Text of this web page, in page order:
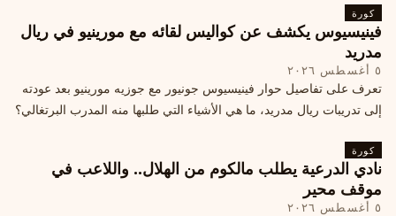
كورة
فينيسيوس يكشف عن كواليس لقائه مع مورينيو في ريال
مدريد
٥ أغسطس ٢٠٢٦
تعرف على تفاصيل حوار فينيسيوس جونيور مع جوزيه مورينيو بعد عودته
إلى تدريبات ريال مدريد، ما هي الأشياء التي طلبها منه المدرب البرتغالي؟
كورة
نادي الدرعية يطلب مالكوم من الهلال.. واللاعب في
موقف محير
٥ أغسطس ٢٠٢٦